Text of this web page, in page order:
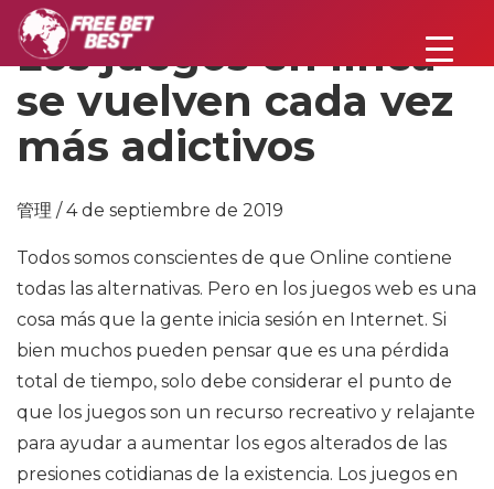
Los juegos en línea
se vuelven cada vez
más adictivos
管理 / 4 de septiembre de 2019
Todos somos conscientes de que Online contiene
todas las alternativas. Pero en los juegos web es una
cosa más que la gente inicia sesión en Internet. Si
bien muchos pueden pensar que es una pérdida
total de tiempo, solo debe considerar el punto de
que los juegos son un recurso recreativo y relajante
para ayudar a aumentar los egos alterados de las
presiones cotidianas de la existencia. Los juegos en